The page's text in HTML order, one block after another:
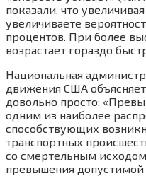
показали, что
увеличиваете
процентов. При более
возрастает гораздо
Национальная
движения США
довольно просто:
одним из наиболее
способствующих
транспортных
со смертельным
превышения допустимой